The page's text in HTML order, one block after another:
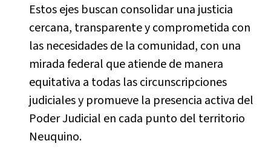
Estos ejes buscan consolidar una justicia
cercana, transparente y comprometida con
las necesidades de la comunidad, con una
mirada federal que atiende de manera
equitativa a todas las circunscripciones
judiciales y promueve la presencia activa del
Poder Judicial en cada punto del territorio
Neuquino.